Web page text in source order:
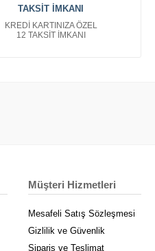
TAKSİT İMKANI
KREDİ KARTINIZA ÖZEL
12 TAKSİT İMKANI
Müşteri Hizmetleri
Mesafeli Satış Sözleşmesi
Gizlilik ve Güvenlik
Sipariş ve Teslimat